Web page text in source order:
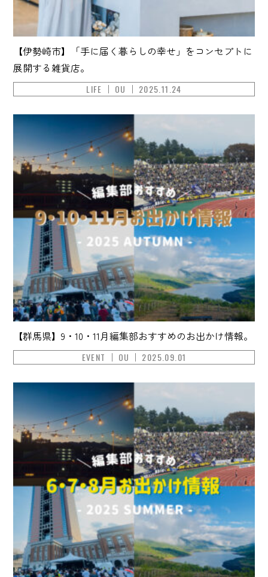
【伊勢崎市】「手に届く暮らしの幸せ」をコンセプトに
展開する雑貨店。
LIFE OU 2025.11.24
【群馬県】9・10・11月編集部おすすめのお出かけ情報。
EVENT OU 2025.09.01